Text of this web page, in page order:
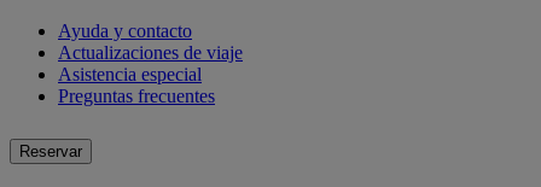
Ayuda y contacto
Actualizaciones de viaje
Asistencia especial
Preguntas frecuentes
Reservar